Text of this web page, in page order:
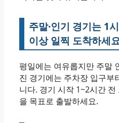
주말·인기 경기는 1
이상 일찍 도착하세
평일에는 여유롭지만 주말
진 경기에는 주차장 입구부
니다. 경기 시작 1~2시간 전
을 목표로 출발하세요.